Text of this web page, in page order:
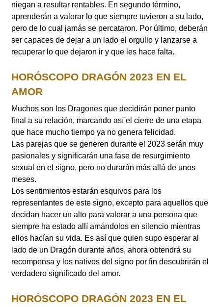
niegan a resultar rentables. En segundo término,
aprenderán a valorar lo que siempre tuvieron a su lado,
pero de lo cual jamás se percataron. Por último, deberán
ser capaces de dejar a un lado el orgullo y lanzarse a
recuperar lo que dejaron ir y que les hace falta.
HORÓSCOPO DRAGÓN 2023 EN EL
AMOR
Muchos son los Dragones que decidirán poner punto
final a su relación, marcando así el cierre de una etapa
que hace mucho tiempo ya no genera felicidad.
Las parejas que se generen durante el 2023 serán muy
pasionales y significarán una fase de resurgimiento
sexual en el signo, pero no durarán más allá de unos
meses.
Los sentimientos estarán esquivos para los
representantes de este signo, excepto para aquellos que
decidan hacer un alto para valorar a una persona que
siempre ha estado allí amándolos en silencio mientras
ellos hacían su vida. Es así que quien supo esperar al
lado de un Dragón durante años, ahora obtendrá su
recompensa y los nativos del signo por fin descubrirán el
verdadero significado del amor.
HORÓSCOPO DRAGÓN 2023 EN EL